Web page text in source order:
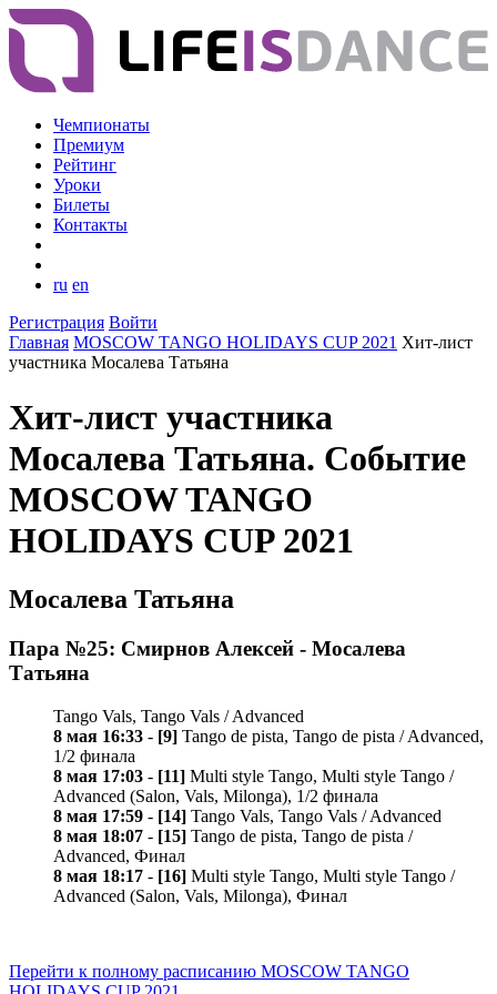
Чемпионаты
Премиум
Рейтинг
Уроки
Билеты
Контакты
ru en
Регистрация Войти
Главная MOSCOW TANGO HOLIDAYS CUP 2021 Хит-лист
участника Мосалева Татьяна
Хит-лист участника
Мосалева Татьяна. Событие
MOSCOW TANGO
HOLIDAYS CUP 2021
Мосалева Татьяна
Пара №25: Смирнов Алексей - Мосалева
Татьяна
Tango Vals, Tango Vals / Advanced
8 мая 16:33 - [9] Tango de pista, Tango de pista / Advanced,
1/2 финала
8 мая 17:03 - [11] Multi style Tango, Multi style Tango /
Advanced (Salon, Vals, Milonga), 1/2 финала
8 мая 17:59 - [14] Tango Vals, Tango Vals / Advanced
8 мая 18:07 - [15] Tango de pista, Tango de pista /
Advanced, Финал
8 мая 18:17 - [16] Multi style Tango, Multi style Tango /
Advanced (Salon, Vals, Milonga), Финал
Перейти к полному расписанию MOSCOW TANGO